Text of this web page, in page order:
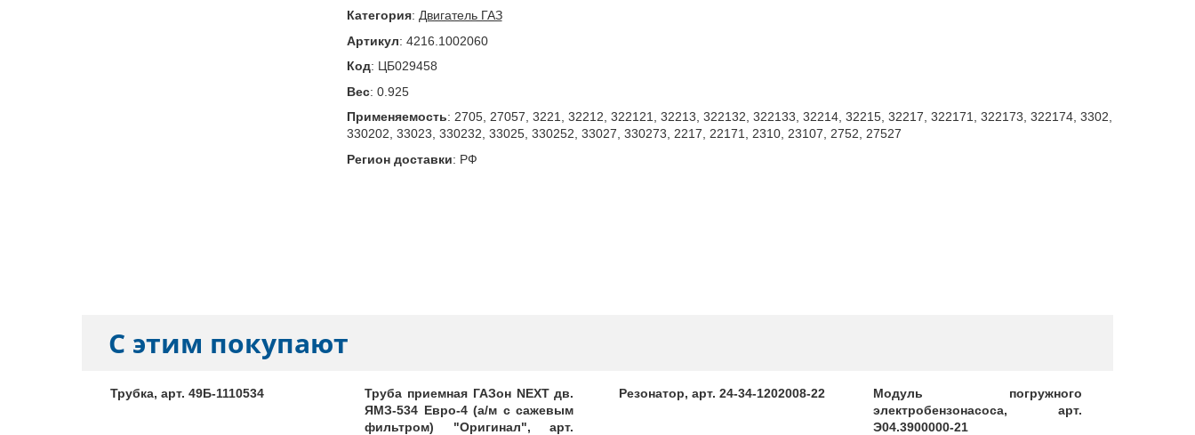
Категория: Двигатель ГАЗ
Артикул: 4216.1002060
Код: ЦБ029458
Вес: 0.925
Применяемость: 2705, 27057, 3221, 32212, 322121, 32213, 322132, 322133, 32214, 32215, 32217, 322171, 322173, 322174, 3302,
330202, 33023, 330232, 33025, 330252, 33027, 330273, 2217, 22171, 2310, 23107, 2752, 27527
Регион доставки: РФ
С этим покупают
Трубка, арт. 49Б-1110534
Труба приемная ГАЗон NEXT дв.
ЯМЗ-534 Евро-4 (а/м с сажевым
фильтром) "Оригинал", арт.
Резонатор, арт. 24-34-1202008-22
Модуль погружного
электробензонасоса, арт.
Э04.3900000-21